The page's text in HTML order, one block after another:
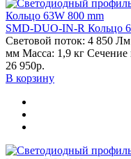
SMD-DUO-IN-R Кольцо
Световой поток: 4 850 Лм
мм Масса: 1,9 кг Сечение
26 950р.
В корзину